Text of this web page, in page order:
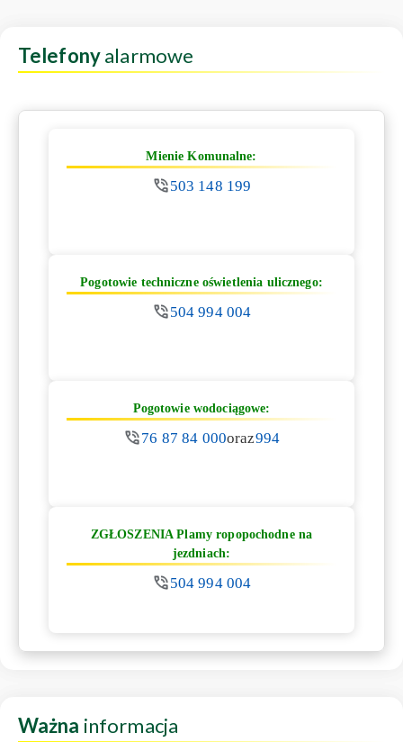
Telefonyalarmowe
Mienie Komunalne:
503 148 199
Pogotowie techniczne oświetlenia ulicznego:
504 994 004
Pogotowie wodociągowe:
76 87 84 000oraz994
ZGŁOSZENIA Plamy ropopochodne na
jezdniach:
504 994 004
Ważna informacja